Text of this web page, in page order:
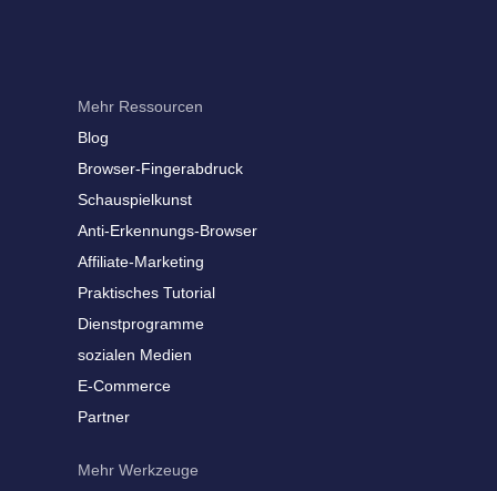
Mehr Ressourcen
Blog
Browser-Fingerabdruck
Schauspielkunst
Anti-Erkennungs-Browser
Affiliate-Marketing
Praktisches Tutorial
Dienstprogramme
sozialen Medien
E-Commerce
Partner
Mehr Werkzeuge